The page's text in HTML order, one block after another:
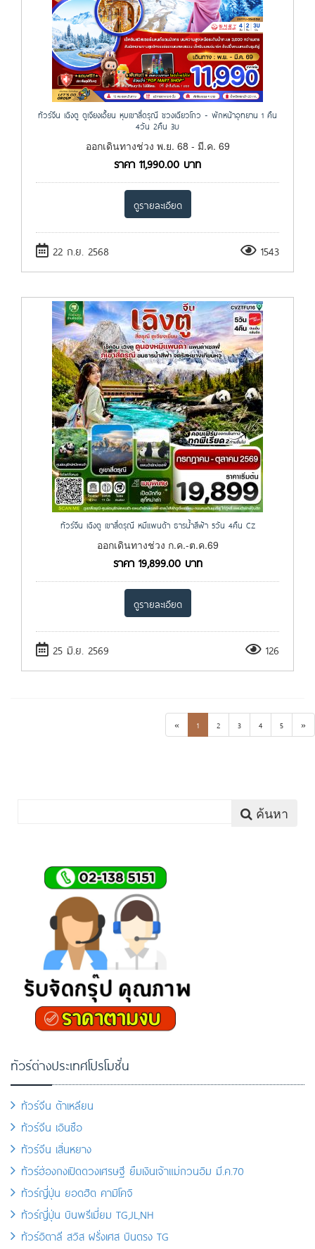
ทัวร์จีน เฉิงตู ตูเจียงเอี้ยน หุบเขาสี่ดรุณี ซวงเฉียวโกว - พักหน้าอุทยาน 1 คืน
4วัน 2คืน 3U
ออกเดินทางช่วง พ.ย. 68 - มี.ค. 69
ราคา 11,990.00 บาท
ดูรายละเอียด
22 ก.ย. 2568 1543
ทัวร์จีน เฉิงตู เขาสี่ดรุณี หมีแพนด้า ธารน้ำสีฟ้า 5วัน 4คืน CZ
ออกเดินทางช่วง ก.ค.-ต.ค.69
ราคา 19,899.00บาท
ดูรายละเอียด
25 มิ.ย. 2569 126
« 1 2 3 4 5 »
ค้นหา
ทัวร์ต่างประเทศโปรโมชั่น
ทัวร์จีน ต้าเหลียน
ทัวร์จีน เอินซือ
ทัวร์จีน เสิ่นหยาง
ทัวร์ฮ่องกงเปิดดวงเศรษฐี ยืมเงินเจ้าแม่กวนอิม มี.ค.70
ทัวร์ญี่ปุ่น ยอดฮิต คามิโคจิ
ทัวร์ญี่ปุ่น บินพรีเมี่ยม TG,JL,NH
ทัวร์อิตาลี สวิส ฝรั่งเศส บินตรง TG